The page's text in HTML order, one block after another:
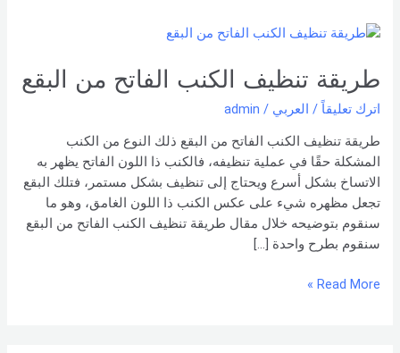
طريقة تنظيف الكنب الفاتح من البقع
اترك تعليقاً / العربي /
admin
طريقة تنظيف الكنب الفاتح من البقع ذلك النوع من الكنب
المشكلة حقًا في عملية تنظيفه، فالكنب ذا اللون الفاتح يظهر به
الاتساخ بشكل أسرع ويحتاج إلى تنظيف بشكل مستمر، فتلك البقع
تجعل مظهره شيء على عكس الكنب ذا اللون الغامق، وهو ما
سنقوم بتوضيحه خلال مقال طريقة تنظيف الكنب الفاتح من البقع
سنقوم بطرح واحدة […]
طريقة
الكنب
الفاتح
من
البقع
Read More »